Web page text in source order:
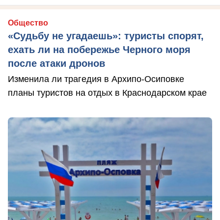
Общество
«Судьбу не угадаешь»: туристы спорят,
ехать ли на побережье Черного моря
после атаки дронов
Изменила ли трагедия в Архипо-Осиповке
планы туристов на отдых в Краснодарском крае